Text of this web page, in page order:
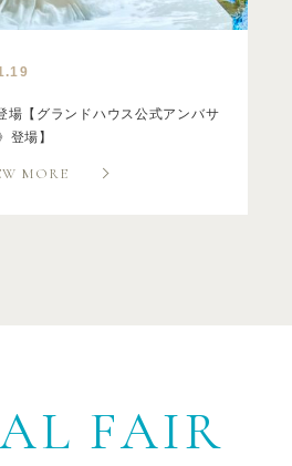
場【グランドハウス公式アンバサ
登場】
MORE
FAIR